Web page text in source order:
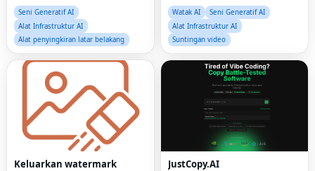
Seni Generatif AI
Alat Infrastruktur AI
Alat penyingkiran latar belakang
Watak AI
Seni Generatif AI
Alat Infrastruktur AI
Suntingan video
Keluarkan watermark JustCopy.AI